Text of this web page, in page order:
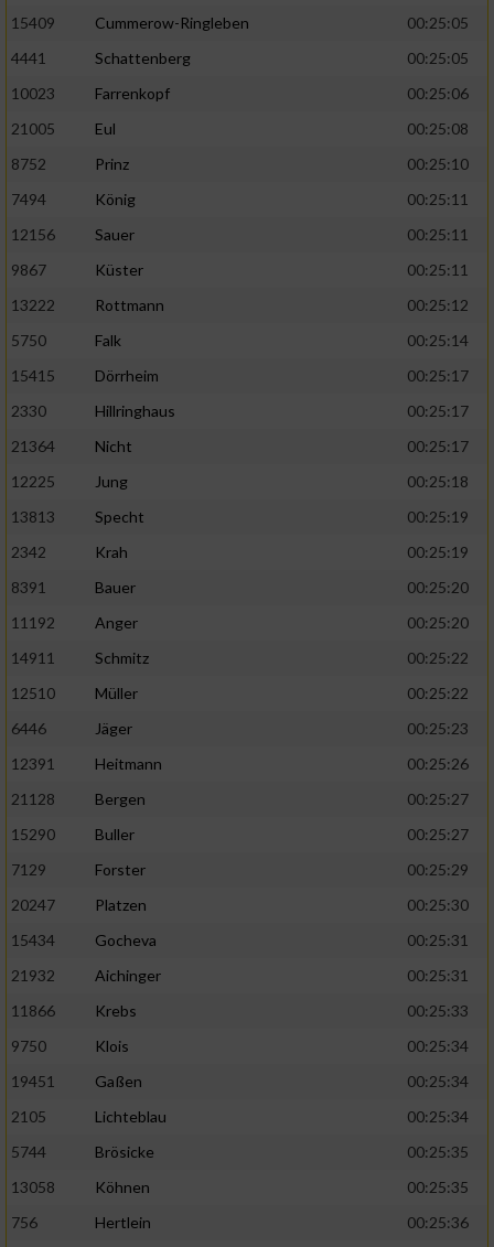
15409
Cummerow-Ringleben
00:25:05
4441
Schattenberg
00:25:05
10023
Farrenkopf
00:25:06
21005
Eul
00:25:08
8752
Prinz
00:25:10
7494
König
00:25:11
12156
Sauer
00:25:11
9867
Küster
00:25:11
13222
Rottmann
00:25:12
5750
Falk
00:25:14
15415
Dörrheim
00:25:17
2330
Hillringhaus
00:25:17
21364
Nicht
00:25:17
12225
Jung
00:25:18
13813
Specht
00:25:19
2342
Krah
00:25:19
8391
Bauer
00:25:20
11192
Anger
00:25:20
14911
Schmitz
00:25:22
12510
Müller
00:25:22
6446
Jäger
00:25:23
12391
Heitmann
00:25:26
21128
Bergen
00:25:27
15290
Buller
00:25:27
7129
Forster
00:25:29
20247
Platzen
00:25:30
15434
Gocheva
00:25:31
21932
Aichinger
00:25:31
11866
Krebs
00:25:33
9750
Klois
00:25:34
19451
Gaßen
00:25:34
2105
Lichteblau
00:25:34
5744
Brösicke
00:25:35
13058
Köhnen
00:25:35
756
Hertlein
00:25:36